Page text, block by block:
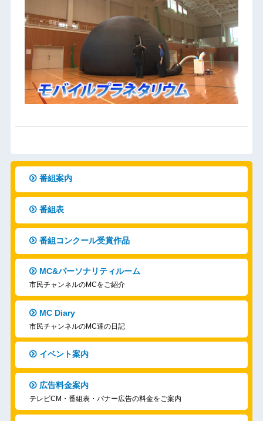
番組案内
番組表
番組コンクール受賞作品
MC&パーソナリティルーム
市民チャンネルのMCをご紹介
MC Diary
市民チャンネルのMC達の日記
イベント案内
広告料金案内
テレビCM・番組表・バナー広告の料金をご案内